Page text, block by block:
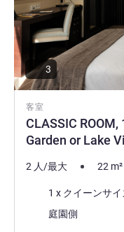
客室
CLASSIC
Garden or Lake
3
2 人/最大 22 m²
1 x クイーンサ
ビュー:庭園側